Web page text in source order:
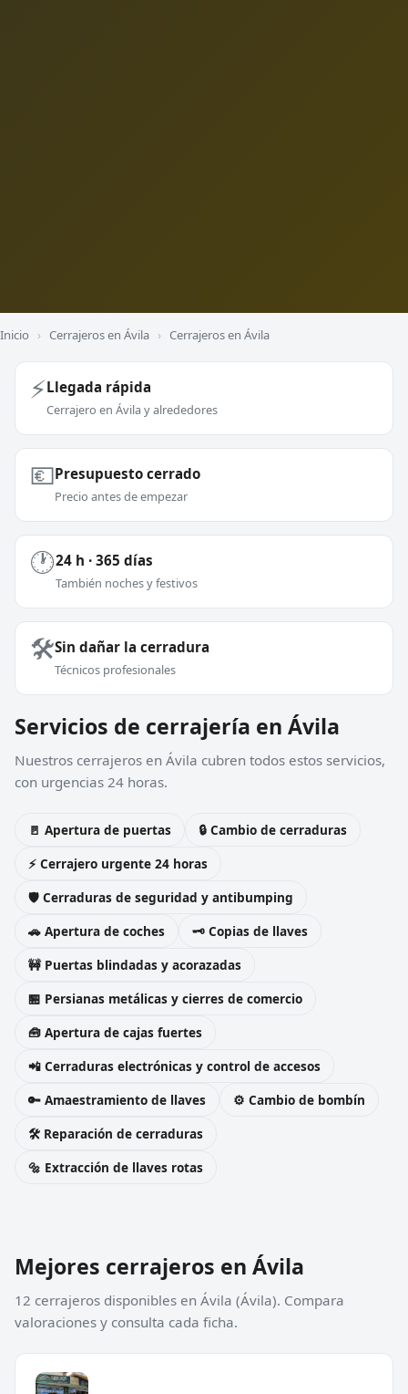
Inicio › Cerrajeros en Ávila › Cerrajeros en Ávila
⚡Llegada rápida
Cerrajero en Ávila y alrededores
💶Presupuesto cerrado
Precio antes de empezar
🕐24 h · 365 días
También noches y festivos
🛠️Sin dañar la cerradura
Técnicos profesionales
Servicios de cerrajería en Ávila
Nuestros cerrajeros en Ávila cubren todos estos servicios,
con urgencias 24 horas.
🚪 Apertura de puertas
🔒 Cambio de cerraduras
⚡ Cerrajero urgente 24 horas
🛡️ Cerraduras de seguridad y antibumping
🚗 Apertura de coches
🗝️ Copias de llaves
🚧 Puertas blindadas y acorazadas
🏪 Persianas metálicas y cierres de comercio
🧰 Apertura de cajas fuertes
📲 Cerraduras electrónicas y control de accesos
🔑 Amaestramiento de llaves
⚙️ Cambio de bombín
🛠️ Reparación de cerraduras
🔩 Extracción de llaves rotas
Mejores cerrajeros en Ávila
12 cerrajeros disponibles en Ávila (Ávila). Compara
valoraciones y consulta cada ficha.